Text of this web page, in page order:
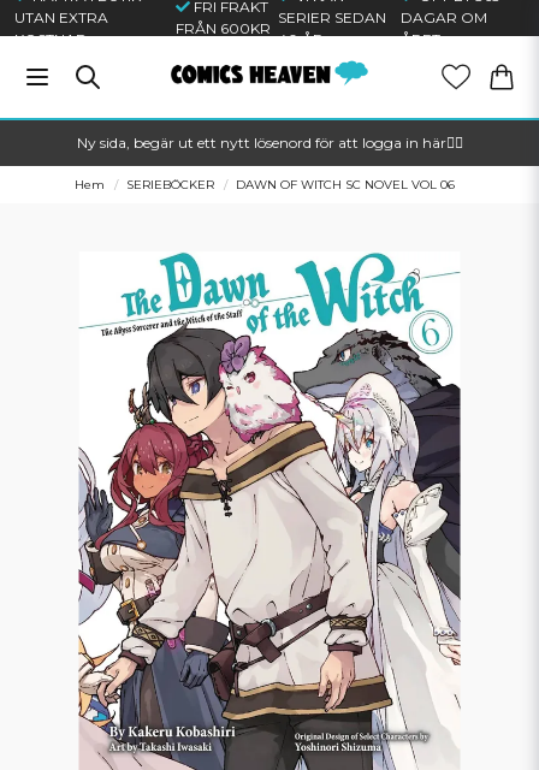
UTAN EXTRA
KOSTNAD
FRI FRAKT
FRÅN 600KR
SERIER SEDAN
40 ÅR
DAGAR OM
ÅRET
Ny sida, begär ut ett nytt lösenord för att logga in här🦸‍♂️
Hem SERIEBÖCKER DAWN OF WITCH SC NOVEL VOL 06